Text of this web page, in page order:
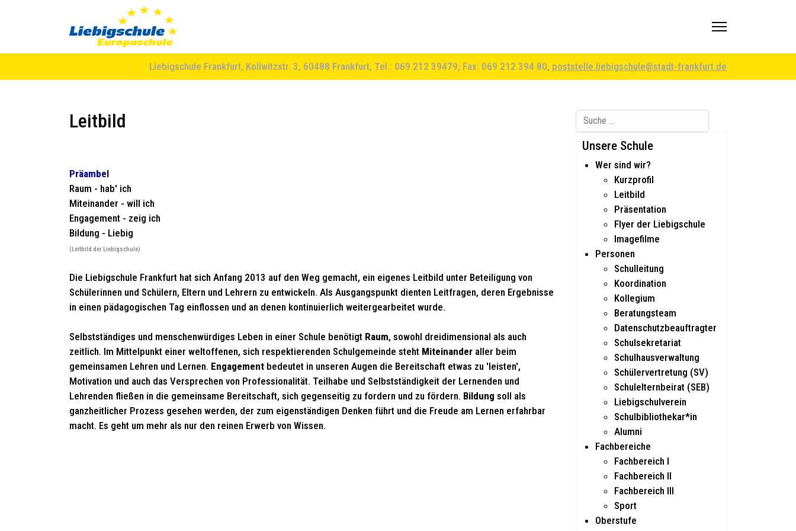
Liebigschule Frankfurt, Kollwitzstr. 3, 60488 Frankfurt, Tel.: 069 212 39479, Fax: 069 212 394 80, poststelle.liebigschule@stadt-frankfurt.de
Leitbild
Präambel
Raum - hab' ich
Miteinander - will ich
Engagement - zeig ich
Bildung - Liebig
(Leitbild der Liebigschule)
Die Liebigschule Frankfurt hat sich Anfang 2013 auf den Weg gemacht, ein eigenes Leitbild unter Beteiligung von
Schülerinnen und Schülern, Eltern und Lehrern zu entwickeln. Als Ausgangspunkt dienten Leitfragen, deren Ergebnisse
in einen pädagogischen Tag einflossen und an denen kontinuierlich weitergearbeitet wurde.
Selbstständiges und menschenwürdiges Leben in einer Schule benötigt Raum, sowohl dreidimensional als auch
zeitlich. Im Mittelpunkt einer weltoffenen, sich respektierenden Schulgemeinde steht Miteinander aller beim
gemeinsamen Lehren und Lernen. Engagement bedeutet in unseren Augen die Bereitschaft etwas zu 'leisten',
Motivation und auch das Versprechen von Professionalität. Teilhabe und Selbstständigkeit der Lernenden und
Lehrenden fließen in die gemeinsame Bereitschaft, sich gegenseitig zu fordern und zu fördern. Bildung soll als
ganzheitlicher Prozess gesehen werden, der zum eigenständigen Denken führt und die Freude am Lernen erfahrbar
macht. Es geht um mehr als nur den reinen Erwerb von Wissen.
Suchen
Type 2 or more characters for results.
Unsere Schule
Wer sind wir?
Kurzprofil
Leitbild
Präsentation
Flyer der Liebigschule
Imagefilme
Personen
Schulleitung
Koordination
Kollegium
Beratungsteam
Datenschutzbeauftragter
Schulsekretariat
Schulhausverwaltung
Schülervertretung (SV)
Schulelternbeirat (SEB)
Liebigschulverein
Schulbibliothekar*in
Alumni
Fachbereiche
Fachbereich I
Fachbereich II
Fachbereich III
Sport
Oberstufe